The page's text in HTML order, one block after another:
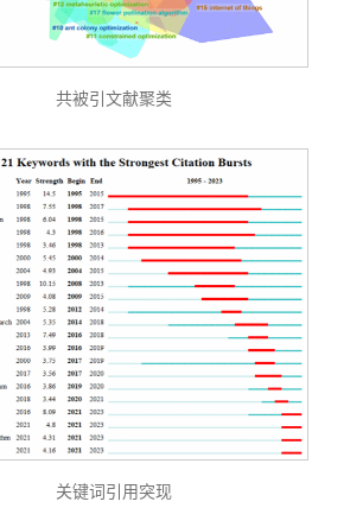
共被引文献聚类
关键词引用突现